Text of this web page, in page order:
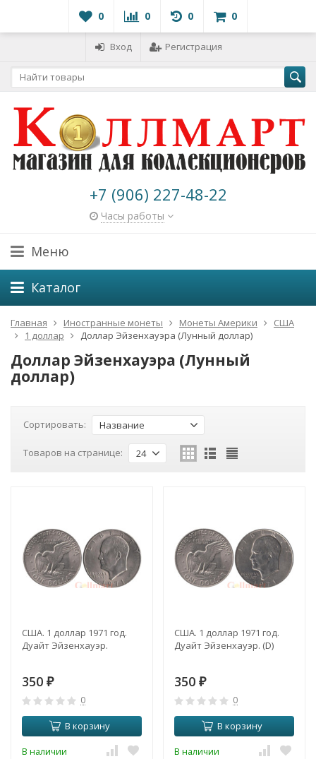
0 0 0 0
Вход Регистрация
+7 (906) 227-48-22
Часы работы
Меню
Каталог
Главная Иностранные монеты Монеты Америки
США
1 доллар
Доллар Эйзенхауэра (Лунный доллар)
Доллар Эйзенхауэра (Лунный
доллар)
Сортировать: Название
Товаров на странице: 24
США. 1 доллар 1971 год.
Дуайт Эйзенхауэр.
350 ₽
0
В корзину
В наличии
США. 1 доллар 1971 год.
Дуайт Эйзенхауэр. (D)
350 ₽
0
В корзину
В наличии